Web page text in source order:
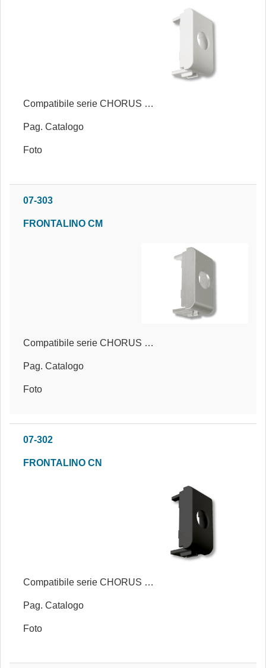
Compatibile serie CHORUS BIANCA®
Pag. Catalogo
Foto
07-303
FRONTALINO CM
Compatibile serie CHORUS METAL®
Pag. Catalogo
Foto
07-302
FRONTALINO CN
Compatibile serie CHORUS NERA®
Pag. Catalogo
Foto